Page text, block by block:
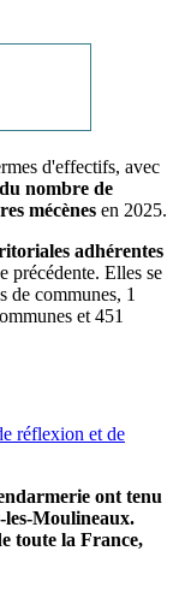
d'effectifs, avec
nombre de
mécènes en 2025.
adhérentes
précédente. Elles se
de communes, 1
et 451
réflexion et de
ont tenu
les-Moulineaux.
toute la France,